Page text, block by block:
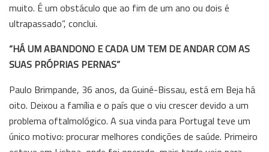
muito. É um obstáculo que ao fim de um ano ou dois é
ultrapassado”, conclui.
“HÁ UM ABANDONO E CADA UM TEM DE ANDAR COM AS
SUAS PRÓPRIAS PERNAS”
Paulo Brimpande, 36 anos, da Guiné-Bissau, está em Beja há
oito. Deixou a família e o país que o viu crescer devido a um
problema oftalmológico. A sua vinda para Portugal teve um
único motivo: procurar melhores condições de saúde. Primeiro